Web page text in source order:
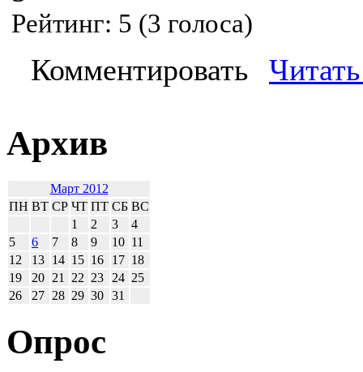
Рейтинг: 5 (3 голоса)
Комментировать
Архив
Март 2012
ПН ВТ СР ЧТ ПТ СБ ВС
1
2 3
4
5
6 7 8 9 10 11
12
13 14 15 16 17 18
19
20 21 22 23 24 25
26
27 28 29 30 31
Опрос